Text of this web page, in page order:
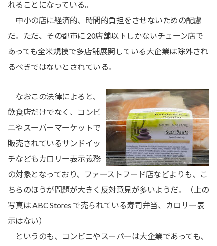
れることになっている。
中小の店に経済的、時間的負担をさせないための配慮
だ。ただ、その都市に 20店舗以下しかないチェーン店で
あっても全米規模で多店舗展開している大企業は除外され
るべきではないとされている。
なおこの法律によると、
飲食店だけでなく、コンビ
ニやスーパーマーケットで
販売されているサンドイッ
チなどもカロリー表示義務
の対象となっており、ファーストフード店などよりも、こ
ちらのほうが問題が大きく反対意見が多いようだ。（上の
写真は ABC Stores で売られている寿司弁当、カロリー表
示はない）
というのも、コンビニやスーパーは大企業であっても、